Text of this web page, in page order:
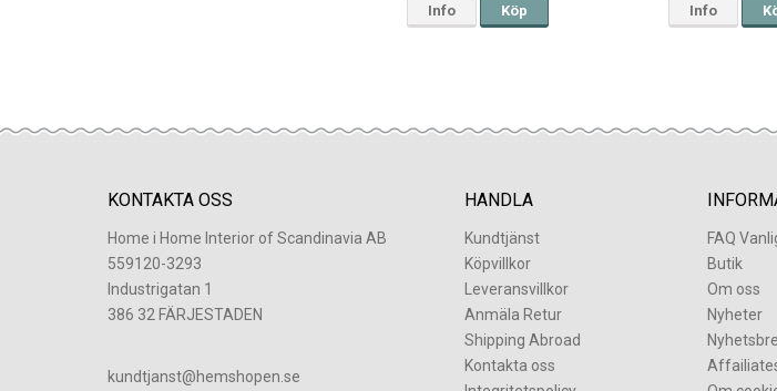
Info Köp Info
KONTAKTA OSS
Home i Home Interior of Scandinavia AB
559120-3293
Industrigatan 1
386 32 FÄRJESTADEN
​kundtjanst@hemshopen.se
HANDLA
Kundtjänst
Köpvillkor
Leveransvillkor
Anmäla Retur
Shipping Abroad
Kontakta oss
FAQ
Butik
Om oss
Nyheter